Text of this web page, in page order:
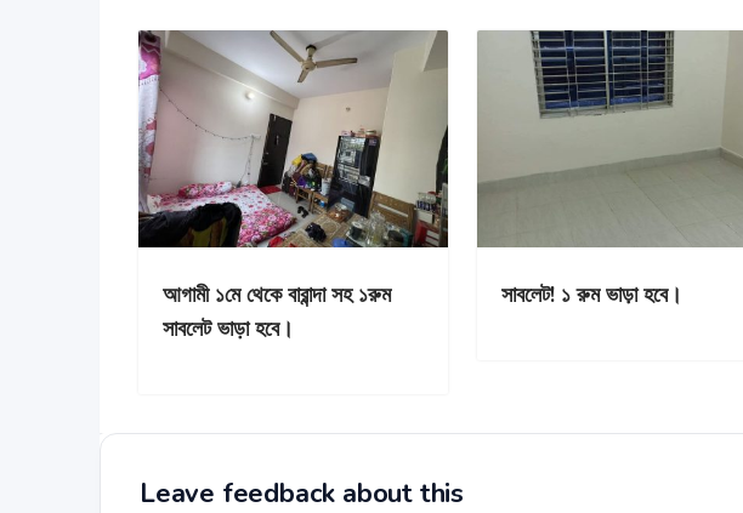
আগামী ১মে থেকে বারান্দা সহ ১রুম
সাবলেট ভাড়া হবে।
সাবলেট! ১ রুম ভাড়া হবে।
Leave feedback about this